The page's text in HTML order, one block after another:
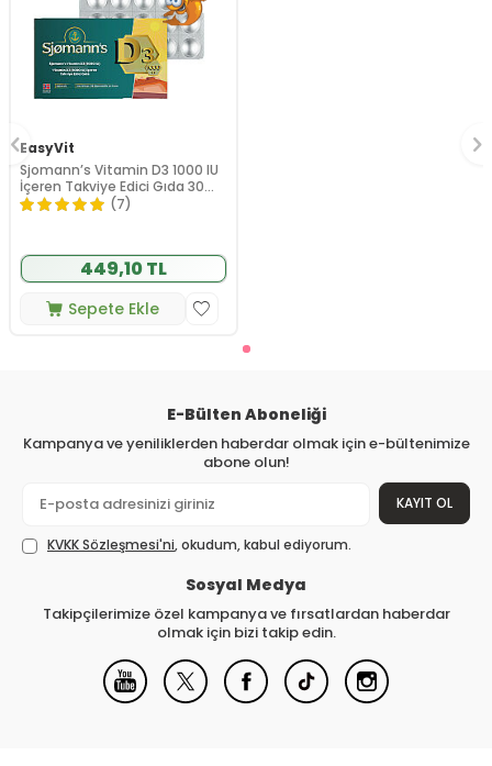
EasyVit
Sjomann’s Vitamin D3 1000 IU
İçeren Takviye Edici Gıda 30
Adet Çiğnenebilir Jel Form
(7)
449,10 TL
Sepete Ekle
E-Bülten Aboneliği
Kampanya ve yeniliklerden haberdar olmak için e-bültenimize
abone olun!
KAYIT OL
KVKK Sözleşmesi'ni, okudum, kabul ediyorum.
Sosyal Medya
Takipçilerimize özel kampanya ve fırsatlardan haberdar
olmak için bizi takip edin.